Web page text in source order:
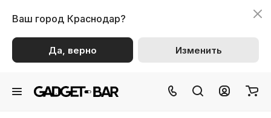
Ваш город Краснодар?
Да, верно Изменить